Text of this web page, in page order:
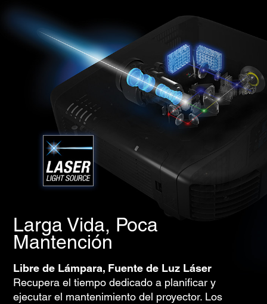
Larga Vida, Poca
Mantención
Libre de Lámpara, Fuente de Luz Láser
Recupera el tiempo dedicado a planificar y
ejecutar el mantenimiento del proyector. Los